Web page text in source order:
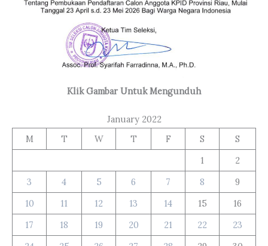
Klik Gambar Untuk Mengunduh
January 2022
M
T W T F S
S
1
2
3
4 5 6 7 8
9
10
11 12 13 14 15
16
17
18 19 20 21 22
23